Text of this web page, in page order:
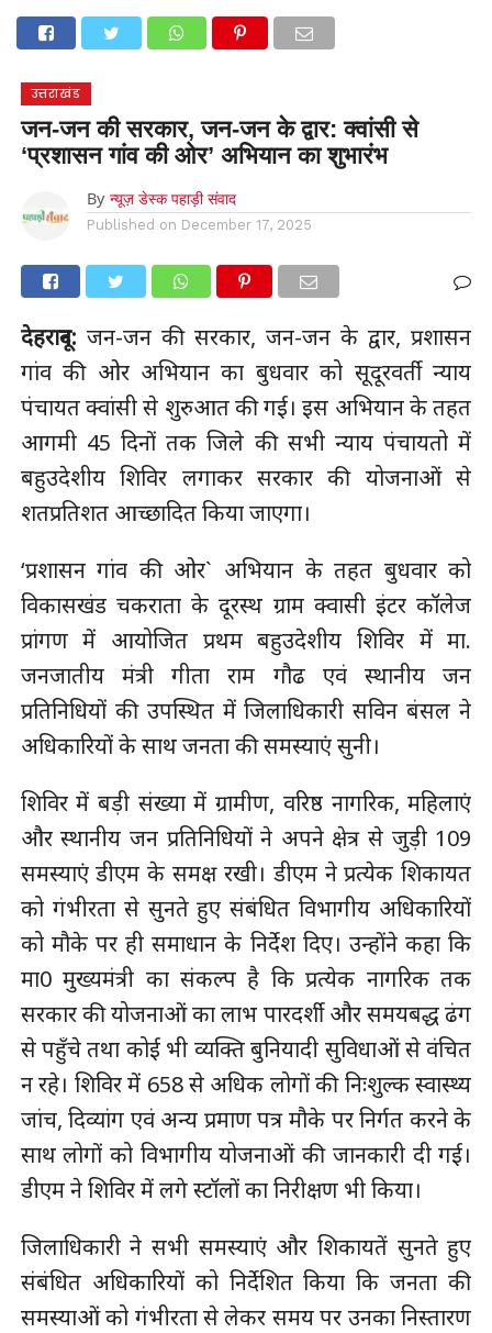
देहरादूननैनीताल
मनोरंजन
उत्तराखंड
जन-जन की सरकार, जन-जन के द्वार: क्वांसी से
‘प्रशासन गांव की ओर’ अभियान का शुभारंभ
By न्यूज़ डेस्क पहाड़ी संवाद
Published on December 17, 2025
देहरादून: जन-जन की सरकार, जन-जन के द्वार, प्रशासन
गांव की ओर अभियान का बुधवार को सूदूरवर्ती न्याय
पंचायत क्वांसी से शुरुआत की गई। इस अभियान के तहत
आगमी 45 दिनों तक जिले की सभी न्याय पंचायतो में
बहुउदेशीय शिविर लगाकर सरकार की योजनाओं से
शतप्रतिशत आच्छादित किया जाएगा।
‘प्रशासन गांव की ओर` अभियान के तहत बुधवार को
विकासखंड चकराता के दूरस्थ ग्राम क्वासी इंटर कॉलेज
प्रांगण में आयोजित प्रथम बहुउदेशीय शिविर में मा.
जनजातीय मंत्री गीता राम गौढ एवं स्थानीय जन
प्रतिनिधियों की उपस्थित में जिलाधिकारी सविन बंसल ने
अधिकारियों के साथ जनता की समस्याएं सुनी।
शिविर में बड़ी संख्या में ग्रामीण, वरिष्ठ नागरिक, महिलाएं
और स्थानीय जन प्रतिनिधियों ने अपने क्षेत्र से जुड़ी 109
समस्याएं डीएम के समक्ष रखी। डीएम ने प्रत्येक शिकायत
को गंभीरता से सुनते हुए संबंधित विभागीय अधिकारियों
को मौके पर ही समाधान के निर्देश दिए। उन्होंने कहा कि
मा0 मुख्यमंत्री का संकल्प है कि प्रत्येक नागरिक तक
सरकार की योजनाओं का लाभ पारदर्शी और समयबद्ध ढंग
से पहुँचे तथा कोई भी व्यक्ति बुनियादी सुविधाओं से वंचित
न रहे। शिविर में 658 से अधिक लोगों की निःशुल्क स्वास्थ्य
जांच, दिव्यांग एवं अन्य प्रमाण पत्र मौके पर निर्गत करने के
साथ लोगों को विभागीय योजनाओं की जानकारी दी गई।
डीएम ने शिविर में लगे स्टॉलों का निरीक्षण भी किया।
जिलाधिकारी ने सभी समस्याएं और शिकायतें सुनते हुए
संबंधित अधिकारियों को निर्देशित किया कि जनता की
समस्याओं को गंभीरता से लेकर समय पर उनका निस्तारण